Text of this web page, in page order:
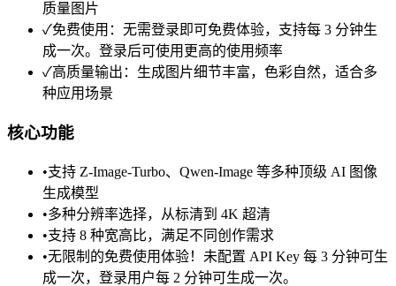
质量图片
✓免费使用：无需登录即可免费体验，支持每 3 分钟生
成一次。登录后可使用更高的使用频率
✓高质量输出：生成图片细节丰富，色彩自然，适合多
种应用场景
核心功能
•支持 Z-Image-Turbo、Qwen-Image 等多种顶级 AI 图像
生成模型
•多种分辨率选择，从标清到 4K 超清
•支持 8 种宽高比，满足不同创作需求
•无限制的免费使用体验！未配置 API Key 每 3 分钟可生
成一次，登录用户每 2 分钟可生成一次。